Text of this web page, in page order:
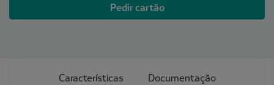
Pedir cartão
Características Documentação